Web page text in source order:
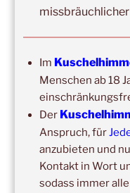
Mit der Anmeldung
DIE NÄCHSTEN 8
Im
Menschen ab 18
Der
Anspruch, für
anzubieten und
Kontakt in Wort
sodass immer